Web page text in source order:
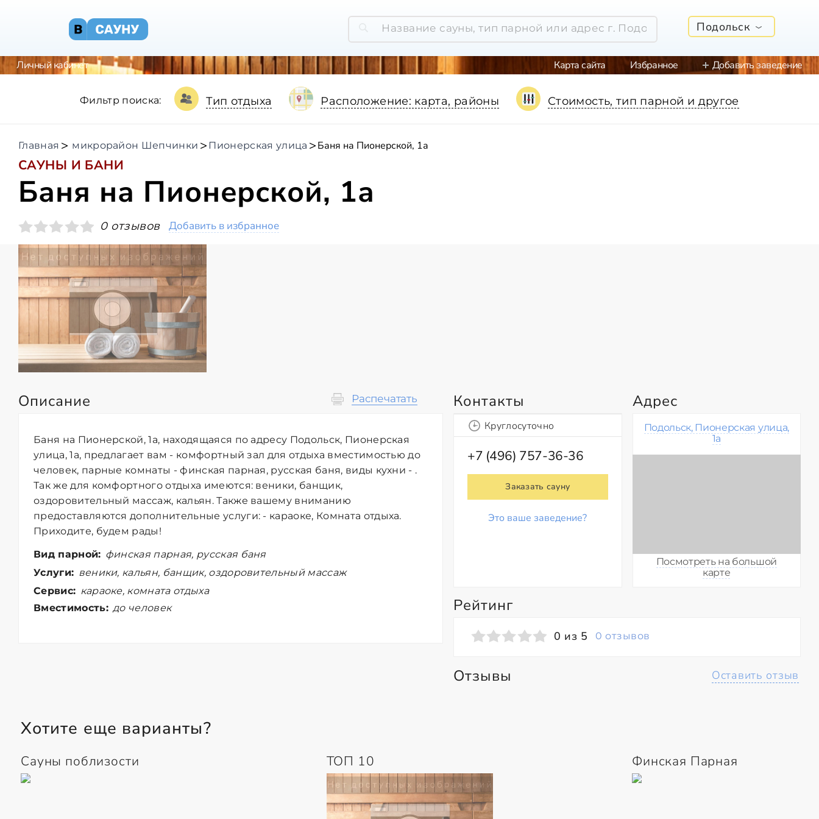
Подольск
Личный кабинет Карта сайта Избранное Добавить заведение
Фильтр поиска: Тип отдыха Расположение: карта, районы Стоимость, тип парной и другое
Главная микрорайон Шепчинки Пионерская улица Баня на Пионерской, 1а
САУНЫ И БАНИ
Баня на Пионерской, 1а
0 отзывов Добавить в избранное
Описание Распечатать
Баня на Пионерской, 1а, находящаяся по адресу Подольск, Пионерская
улица, 1а, предлагает вам - комфортный зал для отдыха вместимостью до
человек, парные комнаты - финская парная, русская баня, виды кухни - .
Так же для комфортного отдыха имеются: веники, банщик,
оздоровительный массаж, кальян. Также вашему вниманию
предоставляются дополнительные услуги: - караоке, Комната отдыха.
Приходите, будем рады!
Вид парной: финская парная, русская баня
Услуги: веники, кальян, банщик, оздоровительный массаж
Сервис: караоке, комната отдыха
Вместимость: до человек
Контакты
Круглосуточно
+7 (496) 757-36-36
Заказать сауну
Это ваше заведение?
Адрес
Подольск, Пионерская улица,
1а
Посмотреть на большой
карте
Рейтинг
0 из 5 0 отзывов
Отзывы Оставить отзыв
Хотите еще варианты?
Сауны поблизости ТОП 10 Финская Парная